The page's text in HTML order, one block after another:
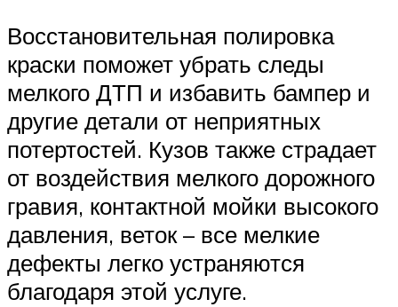
Восстановительная полировка
краски поможет убрать следы
мелкого ДТП и избавить бампер и
другие детали от неприятных
потертостей. Кузов также страдает
от воздействия мелкого дорожного
гравия, контактной мойки высокого
давления, веток – все мелкие
дефекты легко устраняются
благодаря этой услуге.